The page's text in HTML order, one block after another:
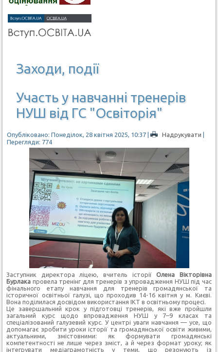
Заходи, події
Участь у навчанні тренерів
НУШ від ГС "Освіторія"
Опубліковано: Понеділок, 28 квітня 2025, 10:37 | Надрукувати |
Перегляди: 774
Заступник директора ліцею, вчитель історіїОлена Вікторівна
Бурлака провела тренінг для тренерів з упровадження НУШ під час
фінального етапу навчання для тренерів громадянської та
історичної освітньої галузі, що проходив 14-16 квітня у м. Києві.
Вона поділилася досвідом використання ІКТ в освітньому процесі.
Це завершальний крок у підготовці тренерів, які вже пройшли
загальний курс щодо впровадження НУШ у 7–9 класах та
спеціалізований галузевий курс. У центрі уваги навчання — усе, що
допомагає зробити уроки історії та громадянської освіти живими,
актуальними, змістовними: як формувати громадянські
компетентності не лише через зміст, а й через формат уроку; як
інтегрувати медіаграмотність у теми, що резонують із